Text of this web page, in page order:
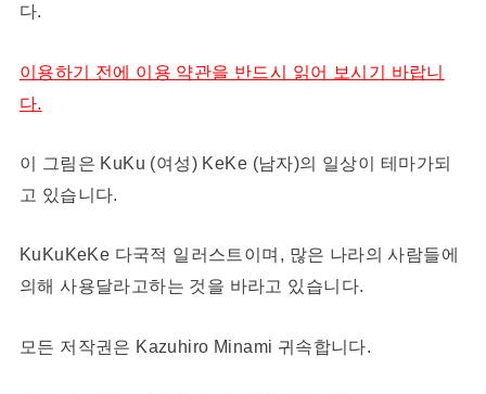
다.
이용하기 전에 이용 약관을 반드시 읽어 보시기 바랍니
다.
이 그림은 KuKu (여성) KeKe (남자)의 일상이 테마가되
고 있습니다.
KuKuKeKe 다국적 일러스트이며, 많은 나라의 사람들에
의해 사용달라고하는 것을 바라고 있습니다.
모든 저작권은 Kazuhiro Minami 귀속합니다.